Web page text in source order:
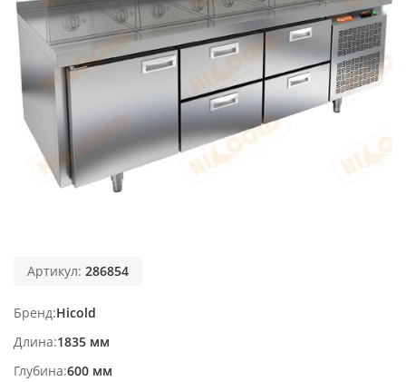
Артикул: 286854
Бренд Hicold
Длина 1835 мм
Глубина 600 мм